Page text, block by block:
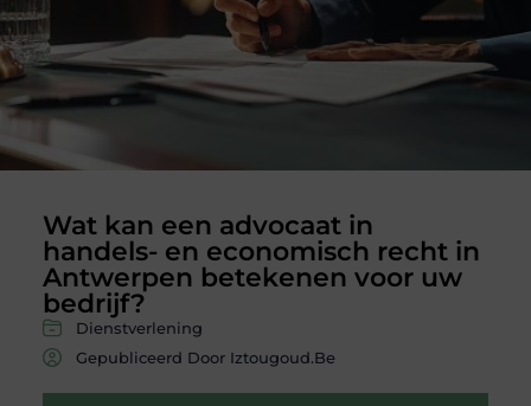
Wat kan een advocaat in
handels- en economisch recht in
Antwerpen betekenen voor uw
bedrijf?
Dienstverlening
Gepubliceerd Door Iztougoud.be